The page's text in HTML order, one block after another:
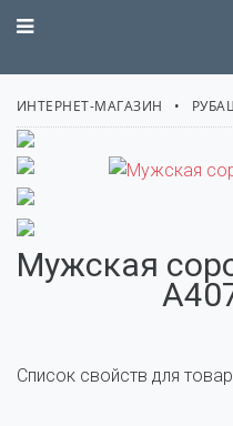
ИНТЕРНЕТ-МАГАЗИН
Мужская
Список свойств для